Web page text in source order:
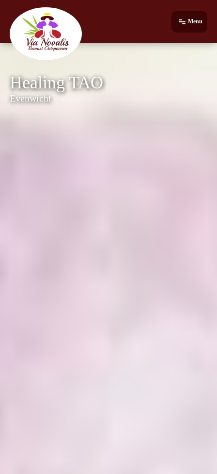
Menu
Healing TAO
Evenwicht